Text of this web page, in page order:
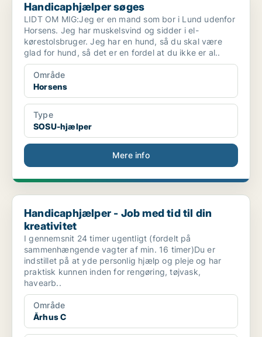
Handicaphjælper søges
LIDT OM MIG:Jeg er en mand som bor i Lund udenfor
Horsens. Jeg har muskelsvind og sidder i el-
kørestolsbruger. Jeg har en hund, så du skal være
glad for hund, så det er en fordel at du ikke er al..
Område
Horsens
Type
SOSU-hjælper
Mere info
Handicaphjælper - Job med tid til din kreativitet
Handicaphjælper - Job med tid til din
kreativitet
I gennemsnit 24 timer ugentligt (fordelt på
sammenhængende vagter af min. 16 timer)Du er
indstillet på at yde personlig hjælp og pleje og har
praktisk kunnen inden for rengøring, tøjvask,
havearb..
Område
Århus C